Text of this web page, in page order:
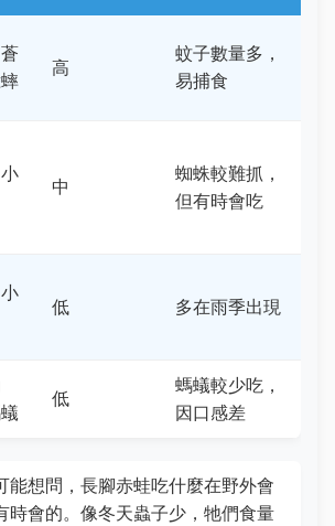
高
蚊子數量多，
易捕食
中
蜘蛛較難抓，
但有時會吃
低 多在雨季出現
低
螞蟻較少吃，
因口感差
能想問，長腳赤蛙吃什麼在野外會
時會的。像冬天蟲子少，牠們食量